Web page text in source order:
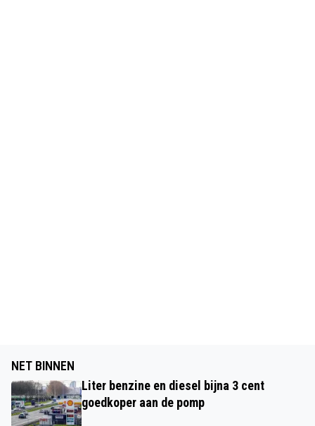
NET BINNEN
Liter benzine en diesel bijna 3 cent
goedkoper aan de pomp